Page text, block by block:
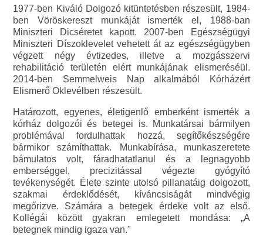
1977-ben Kiváló Dolgozó kitüntetésben részesült, 1984-
ben Vöröskereszt munkáját ismerték el, 1988-ban
Miniszteri Dicséretet kapott. 2007-ben Egészségügyi
Miniszteri Díszoklevelet vehetett át az egészségügyben
végzett négy évtizedes, illetve a mozgásszervi
rehabilitáció területén elért munkájának elismeréséül.
2014-ben Semmelweis Nap alkalmából Kórházért
Elismerő Oklevélben részesült.
Határozott, egyenes, életigenlő emberként ismerték a
kórház dolgozói és betegei is. Munkatársai bármilyen
problémával fordulhattak hozzá, segítőkészségére
bármikor számíthattak. Munkabírása, munkaszeretete
bámulatos volt, fáradhatatlanul és a legnagyobb
emberséggel, precizitással végezte gyógyító
tevékenységét. Élete szinte utolsó pillanatáig dolgozott,
szakmai érdeklődését, kíváncsiságát mindvégig
megőrizve. Számára a betegek érdeke volt az első.
Kollégái között gyakran emlegetett mondása: „A
betegnek mindig igaza van."